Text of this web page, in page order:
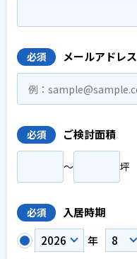
必須 メールアドレス
必須 ご検討面積
〜 坪
必須
入居時期
年